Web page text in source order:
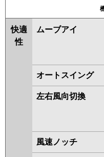
三菱重工
PA-
快適
性
ムーブアイ
オートスイング
左右風向切換
風速ノッチ